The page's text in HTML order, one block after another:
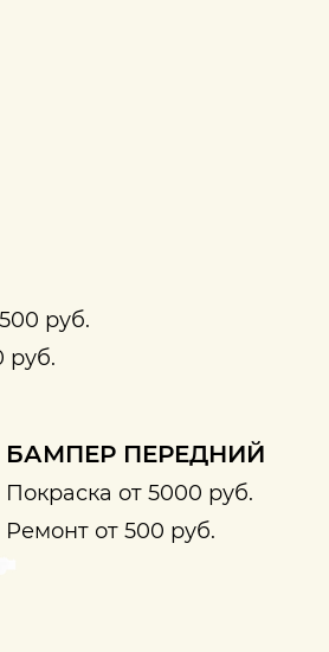
руб.
руб.
БАМПЕР ПЕРЕДНИЙ
Покраска от 5000 руб.
Ремонт от 500 руб.